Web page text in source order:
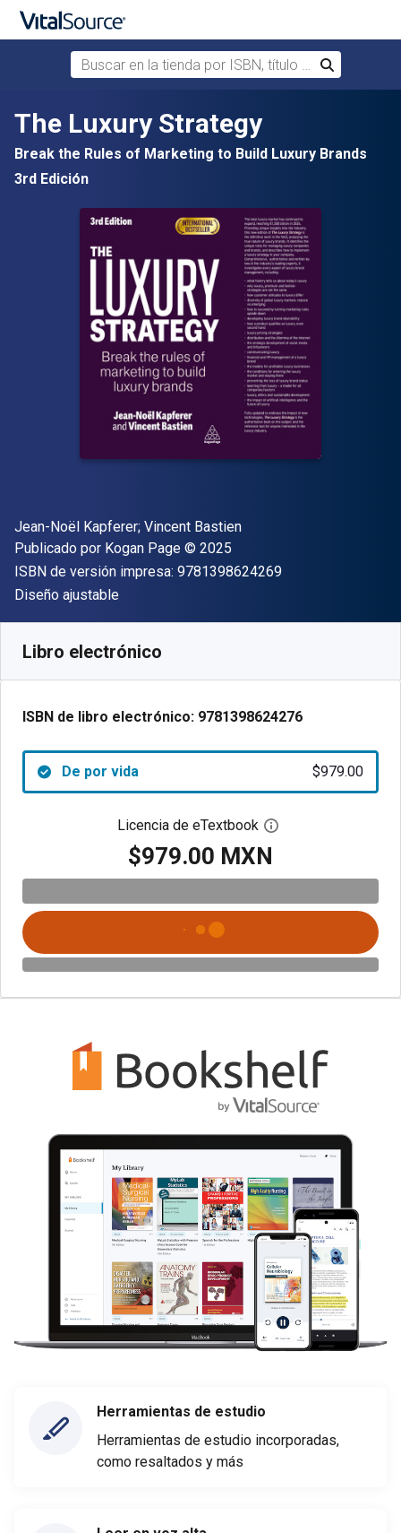
Saltar al contenido principal
Buscar en la tienda por ISBN, título o autor
Buscar
The Luxury Strategy
Break the Rules of Marketing to Build Luxury Brands
3rd Edición
Autor(es)
Jean-Noël Kapferer; Vincent Bastien
Editor
Publicado por Kogan Page Copyright
© 2025
ISBN de versión impresa: 9781398624269"ISBN-13
Formato
Diseño ajustable
Libro electrónico
ISBN de libro electrónico: 9781398624276
De por vida $979.00
Licencia de eTextbook Abre el cuadro de
$979.00 MXN
Herramientas de estudio
Herramientas de estudio incorporadas,
como resaltados y más